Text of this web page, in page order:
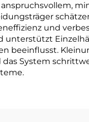
und
unterstützt
beeinflusst.
System